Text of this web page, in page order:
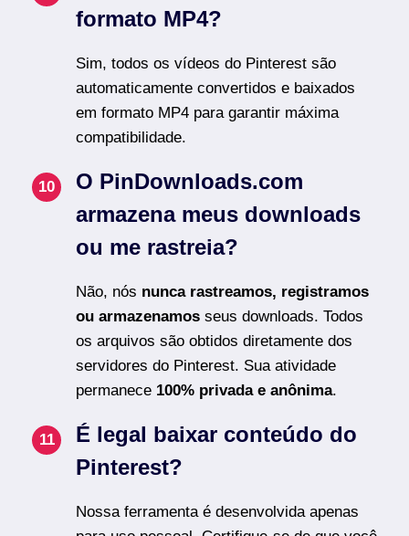
formato MP4?
Sim, todos os vídeos do Pinterest são
automaticamente convertidos e baixados
em formato MP4 para garantir máxima
compatibilidade.
O PinDownloads.com
armazena meus downloads
ou me rastreia?
Não, nós nunca rastreamos, registramos
ou armazenamos seus downloads. Todos
os arquivos são obtidos diretamente dos
servidores do Pinterest. Sua atividade
permanece 100% privada e anônima.
É legal baixar conteúdo do
Pinterest?
Nossa ferramenta é desenvolvida apenas